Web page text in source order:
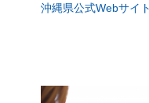
沖縄県公式Webサイト